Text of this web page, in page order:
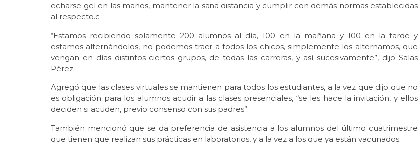
echarse gel en las manos, mantener la sana distancia y cumplir con demás normas establecidas
al respecto.c
“Estamos recibiendo solamente 200 alumnos al día, 100 en la mañana y 100 en la tarde y
estamos alternándolos, no podemos traer a todos los chicos, simplemente los alternamos, que
vengan en días distintos ciertos grupos, de todas las carreras, y así sucesivamente”, dijo Salas
Pérez.
Agregó que las clases virtuales se mantienen para todos los estudiantes, a la vez que dijo que no
es obligación para los alumnos acudir a las clases presenciales, “se les hace la invitación, y ellos
deciden si acuden, previo consenso con sus padres”.
También mencionó que se da preferencia de asistencia a los alumnos del último cuatrimestre
que tienen que realizan sus prácticas en laboratorios, y a la vez a los que ya están vacunados.